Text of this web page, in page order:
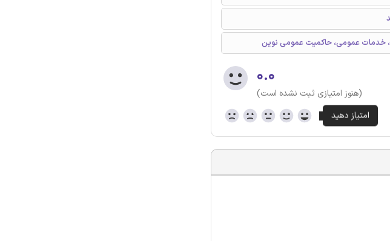
خدمات عمومی، حاکمیت عمومی نوین
۰.۰
(هنوز امتیازی ثبت نشده است)